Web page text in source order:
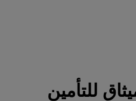
للتأمين